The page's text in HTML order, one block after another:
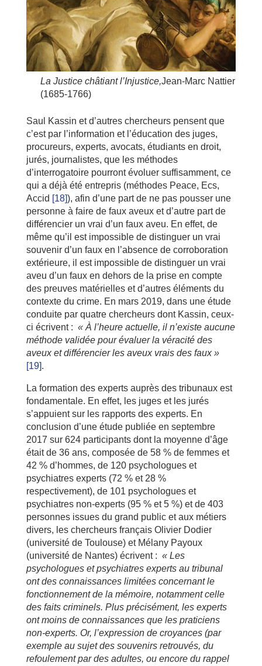
La Justice châtiant l’Injustice,Jean-Marc Nattier
(1685-1766)
Saul Kassin et d’autres chercheurs pensent que
c’est par l’information et l’éducation des juges,
procureurs, experts, avocats, étudiants en droit,
jurés, journalistes, que les méthodes
d’interrogatoire pourront évoluer suffisamment, ce
qui a déjà été entrepris (méthodes Peace, Ecs,
Accid
[18] ), afin d’une part de ne pas pousser une
personne à faire de faux aveux et d’autre part de
différencier un vrai d’un faux aveu. En effet, de
même qu’il est impossible de distinguer un vrai
souvenir d’un faux en l’absence de corroboration
extérieure, il est impossible de distinguer un vrai
aveu d’un faux en dehors de la prise en compte
des preuves matérielles et d’autres éléments du
contexte du crime. En mars 2019, dans une étude
conduite par quatre chercheurs dont Kassin, ceux-
ci écrivent : « À l’heure actuelle, il n’existe aucune
méthode validée pour évaluer la véracité des
aveux et différencier les aveux vrais des faux »
[19] .
La formation des experts auprès des tribunaux est
fondamentale. En effet, les juges et les jurés
s’appuient sur les rapports des experts. En
conclusion d’une étude publiée en septembre
2017 sur 624 participants dont la moyenne d’âge
était de 36 ans, composée de 58 % de femmes et
42 % d’hommes, de 120 psychologues et
psychiatres experts (72 % et 28 %
respectivement), de 101 psychologues et
psychiatres non-experts (95 % et 5 %) et de 403
personnes issues du grand public et aux métiers
divers, les chercheurs français Olivier Dodier
(université de Toulouse) et Mélany Payoux
(université de Nantes) écrivent : « Les
psychologues et psychiatres experts au tribunal
ont des connaissances limitées concernant le
fonctionnement de la mémoire, notamment celle
des faits criminels. Plus précisément, les experts
ont moins de connaissances que les praticiens
non-experts. Or, l’expression de croyances (par
exemple au sujet des souvenirs retrouvés, du
refoulement par des adultes, ou encore du rappel